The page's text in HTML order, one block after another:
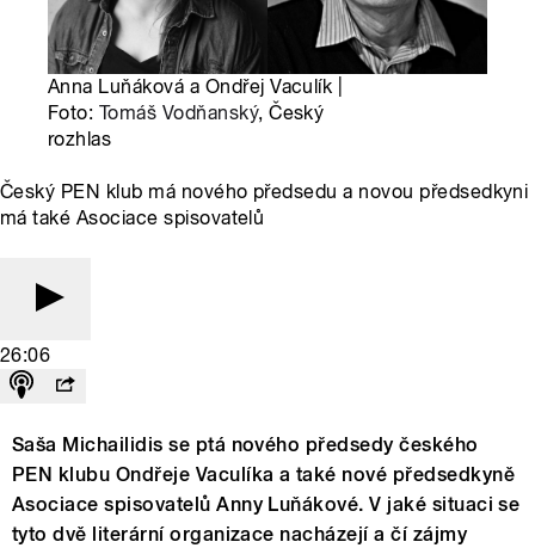
Anna Luňáková a Ondřej Vaculík |
Foto: Tomáš Vodňanský, Český
rozhlas
Český PEN klub má nového předsedu a novou předsedkyni
má také Asociace spisovatelů
26:06
Saša Michailidis se ptá nového předsedy českého
PEN klubu Ondřeje Vaculíka a také nové předsedkyně
Asociace spisovatelů Anny Luňákové. V jaké situaci se
tyto dvě literární organizace nacházejí a čí zájmy